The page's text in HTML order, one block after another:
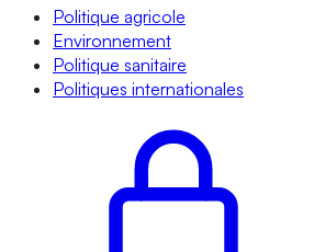
Politique agricole
Environnement
Politique sanitaire
Politiques internationales